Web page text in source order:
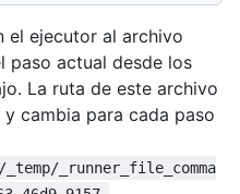
el ejecutor al archivo
paso actual desde los
La ruta de este archivo
cambia para cada paso
_runner_file_comma